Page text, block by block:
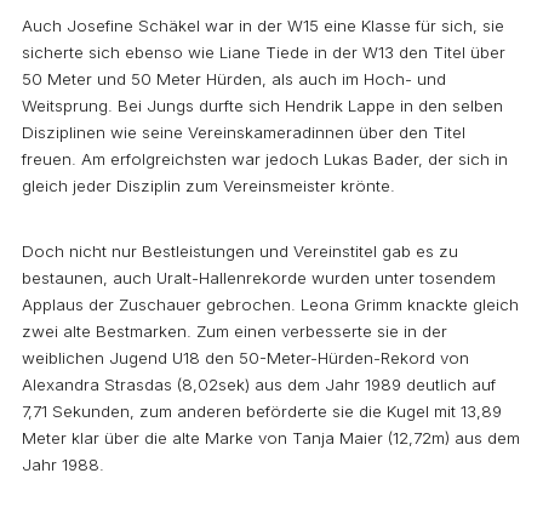
Auch Josefine Schäkel war in der W15 eine Klasse für sich, sie
sicherte sich ebenso wie Liane Tiede in der W13 den Titel über
50 Meter und 50 Meter Hürden, als auch im Hoch- und
Weitsprung. Bei Jungs durfte sich Hendrik Lappe in den selben
Disziplinen wie seine Vereinskameradinnen über den Titel
freuen. Am erfolgreichsten war jedoch Lukas Bader, der sich in
gleich jeder Disziplin zum Vereinsmeister krönte.
Doch nicht nur Bestleistungen und Vereinstitel gab es zu
bestaunen, auch Uralt-Hallenrekorde wurden unter tosendem
Applaus der Zuschauer gebrochen. Leona Grimm knackte gleich
zwei alte Bestmarken. Zum einen verbesserte sie in der
weiblichen Jugend U18 den 50-Meter-Hürden-Rekord von
Alexandra Strasdas (8,02sek) aus dem Jahr 1989 deutlich auf
7,71 Sekunden, zum anderen beförderte sie die Kugel mit 13,89
Meter klar über die alte Marke von Tanja Maier (12,72m) aus dem
Jahr 1988.